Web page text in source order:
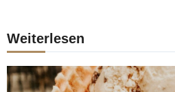
Weiterlesen